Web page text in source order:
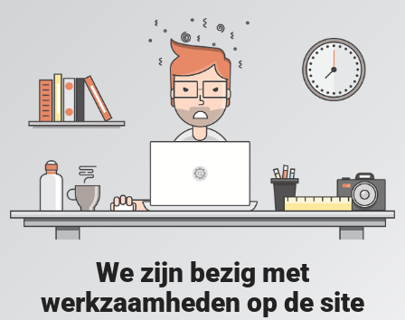
We zijn bezig met
werkzaamheden op de site